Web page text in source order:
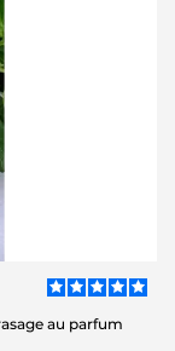
au parfum